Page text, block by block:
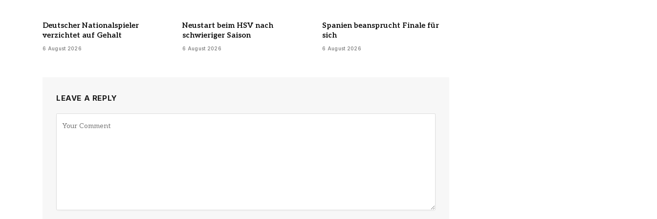
Deutscher Nationalspieler
verzichtet auf Gehalt
6 August 2026
Neustart beim HSV nach
schwieriger Saison
6 August 2026
Spanien beansprucht Finale für
sich
6 August 2026
LEAVE A REPLY